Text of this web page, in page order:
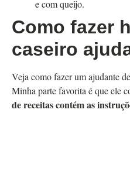
e com queijo.
Como fazer
caseiro
Veja como fazer um ajudante
Minha parte favorita é que ele
de receitas contém as